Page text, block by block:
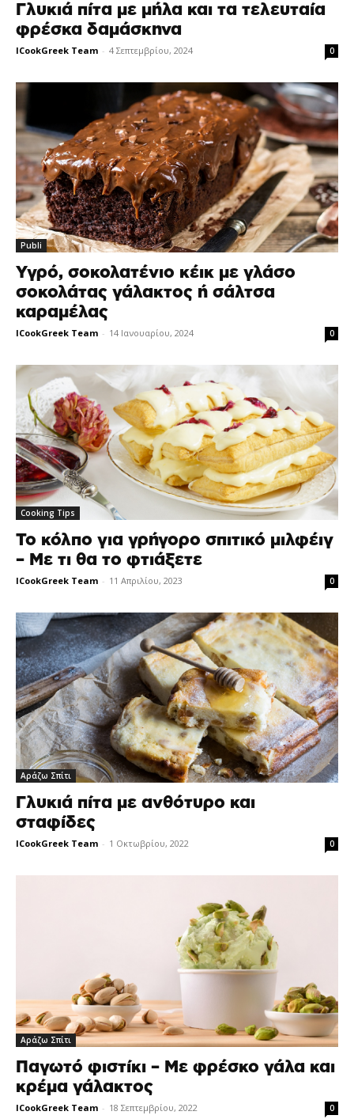
Γλυκιά πίτα με μήλα και τα τελευταία
φρέσκα δαμάσκηνα
ICookGreek Team - 4 Σεπτεμβρίου, 2024 0
Publi
Υγρό, σοκολατένιο κέικ με γλάσο
σοκολάτας γάλακτος ή σάλτσα
καραμέλας
ICookGreek Team - 14 Ιανουαρίου, 2024 0
Cooking Tips
Το κόλπο για γρήγορο σπιτικό μιλφέιγ
– Με τι θα το φτιάξετε
ICookGreek Team - 11 Απριλίου, 2023 0
Αράζω Σπίτι
Γλυκιά πίτα με ανθότυρο και
σταφίδες
ICookGreek Team - 1 Οκτωβρίου, 2022 0
Αράζω Σπίτι
Παγωτό φιστίκι – Με φρέσκο γάλα και
κρέμα γάλακτος
ICookGreek Team - 18 Σεπτεμβρίου, 2022 0